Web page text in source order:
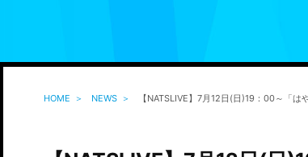
HOME NEWS 【NATSLIVE】7月12日(日)19：00～「は